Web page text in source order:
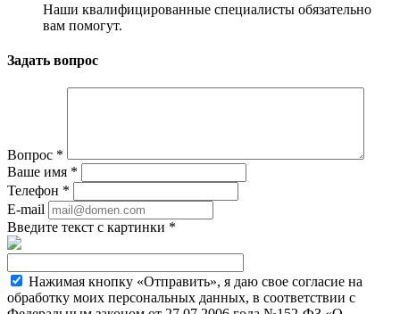
Наши квалифицированные специалисты обязательно
вам помогут.
Задать вопрос
Вопрос *
Ваше имя *
Телефон *
E-mail
Введите текст с картинки *
Нажимая кнопку «Отправить», я даю свое согласие на
обработку моих персональных данных, в соответствии с